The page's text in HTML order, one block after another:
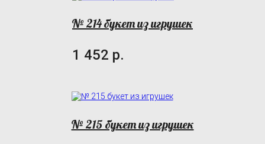
№ 214 букет из игрушек
1 452 р.
№ 215 букет из игрушек